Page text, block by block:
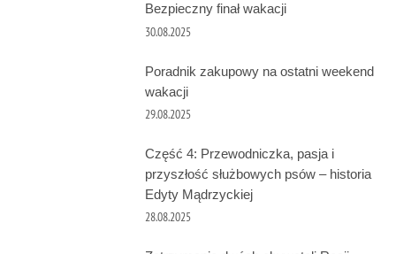
Bezpieczny finał wakacji
30.08.2025
Poradnik zakupowy na ostatni weekend
wakacji
29.08.2025
Część 4: Przewodniczka, pasja i
przyszłość służbowych psów – historia
Edyty Mądrzyckiej
28.08.2025